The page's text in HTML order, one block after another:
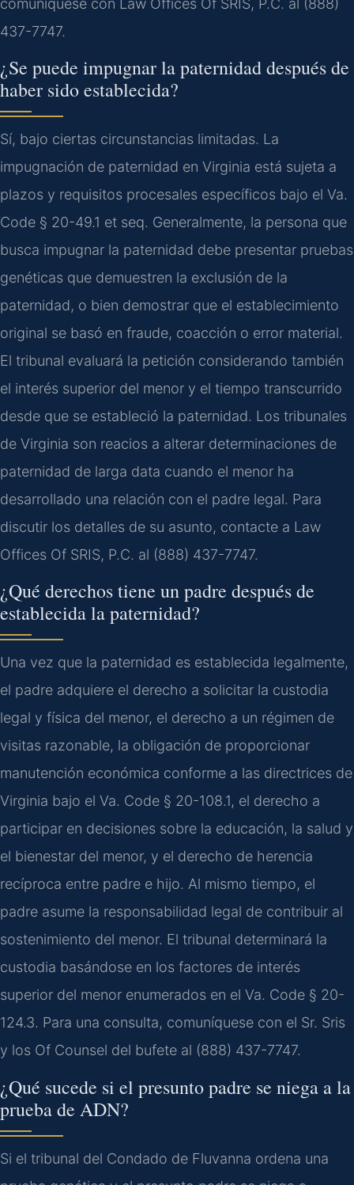
437-7747.
¿Se puede impugnar la paternidad después de
haber sido establecida?
Sí, bajo ciertas circunstancias limitadas. La
impugnación de paternidad en Virginia está sujeta a
plazos y requisitos procesales específicos bajo el Va.
Code § 20-49.1 et seq. Generalmente, la persona que
busca impugnar la paternidad debe presentar pruebas
genéticas que demuestren la exclusión de la
paternidad, o bien demostrar que el establecimiento
original se basó en fraude, coacción o error material.
El tribunal evaluará la petición considerando también
el interés superior del menor y el tiempo transcurrido
desde que se estableció la paternidad. Los tribunales
de Virginia son reacios a alterar determinaciones de
paternidad de larga data cuando el menor ha
desarrollado una relación con el padre legal. Para
discutir los detalles de su asunto, contacte a Law
Offices Of SRIS, P.C. al (888) 437-7747.
¿Qué derechos tiene un padre después de
establecida la paternidad?
Una vez que la paternidad es establecida legalmente,
el padre adquiere el derecho a solicitar la custodia
legal y física del menor, el derecho a un régimen de
visitas razonable, la obligación de proporcionar
manutención económica conforme a las directrices de
Virginia bajo el Va. Code § 20-108.1, el derecho a
participar en decisiones sobre la educación, la salud y
el bienestar del menor, y el derecho de herencia
recíproca entre padre e hijo. Al mismo tiempo, el
padre asume la responsabilidad legal de contribuir al
sostenimiento del menor. El tribunal determinará la
custodia basándose en los factores de interés
superior del menor enumerados en el Va. Code § 20-
124.3. Para una consulta, comuníquese con el Sr. Sris
y los Of Counsel del bufete al (888) 437-7747.
¿Qué sucede si el presunto padre se niega a la
prueba de ADN?
Si el tribunal del Condado de Fluvanna ordena una